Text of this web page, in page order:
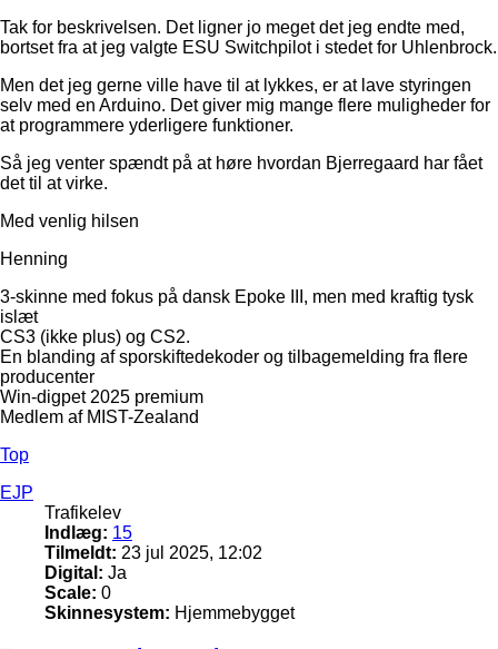
Tak for beskrivelsen. Det ligner jo meget det jeg endte med,
bortset fra at jeg valgte ESU Switchpilot i stedet for Uhlenbrock.
Men det jeg gerne ville have til at lykkes, er at lave styringen
selv med en Arduino. Det giver mig mange flere muligheder for
at programmere yderligere funktioner.
Så jeg venter spændt på at høre hvordan Bjerregaard har fået
det til at virke.
Med venlig hilsen
Henning
3-skinne med fokus på dansk Epoke III, men med kraftig tysk
islæt
CS3 (ikke plus) og CS2.
En blanding af sporskiftedekoder og tilbagemelding fra flere
producenter
Win-digpet 2025 premium
Medlem af MIST-Zealand
Top
EJP
Trafikelev
Indlæg: 15
Tilmeldt: 23 jul 2025, 12:02
Digital: Ja
Scale: 0
Skinnesystem: Hjemmebygget